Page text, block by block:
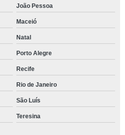
João Pessoa
Maceió
Natal
Porto Alegre
Recife
Rio de Janeiro
São Luís
Teresina